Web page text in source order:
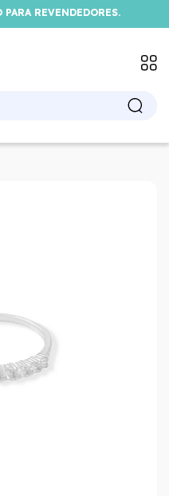
REVENDEDORES.